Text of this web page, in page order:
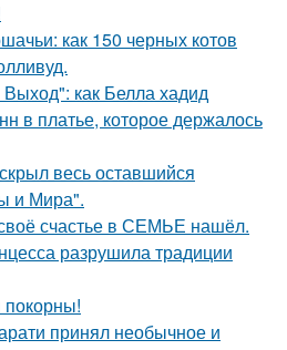
как 150 черных котов
как Белла хадид
в платье, которое держалось
весь оставшийся
и Мира".
счастье в СЕМЬЕ нашёл.
разрушила традиции
принял необычное и